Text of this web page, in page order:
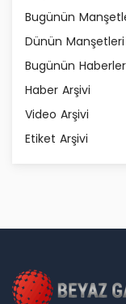
Bugünün
Dünün Manşetleri
Bugünün
Haber Arşivi
Video Arşivi
Etiket Arşivi